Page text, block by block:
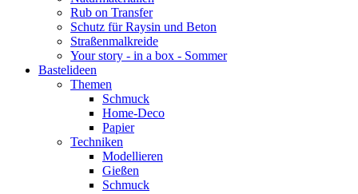
Rub on Transfer
Schutz für Raysin und Beton
Straßenmalkreide
Your story - in a box - Sommer
Bastelideen
Themen
Schmuck
Home-Deco
Papier
Techniken
Modellieren
Gießen
Schmuck